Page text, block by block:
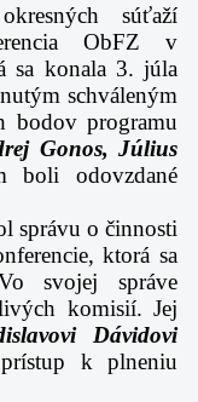
súťaží
ObFZ v
sa konala 3. júla
schváleným
bodov programu
Gonos, Július
boli odovzdané
správu o činnosti
ktorá sa
svojej správe
komisií. Jej
Dávidovi
k plneniu